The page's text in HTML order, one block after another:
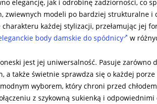
elegancję, jak i odrobinę zadziorności, co
zwiewnych modeli po bardziej strukturalne i
charakteru każdej stylizacji, przełamując jej
body damskie do spódnicy w
jest jej uniwersalność. Pasuje zarówno
a także świetnie sprawdza się o każdej
wyborem, który chroni przed
z szykowną sukienką i